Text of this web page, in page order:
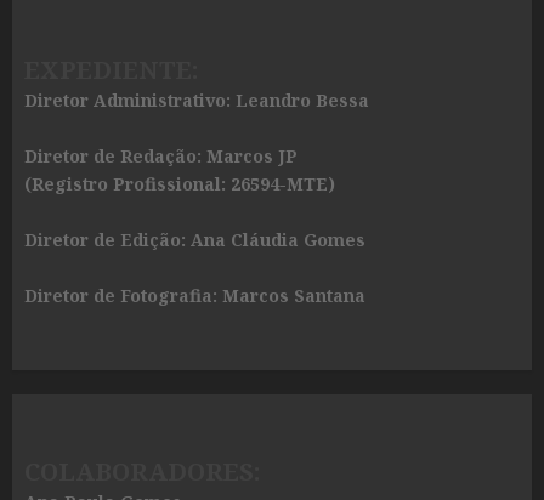
Diretor Administrativo: Leandro Bessa
Diretor de Redação: Marcos JP
(Registro Profissional: 26594-MTE)
Diretor de Edição: Ana Cláudia Gomes
Diretor de Fotografia: Marcos Santana